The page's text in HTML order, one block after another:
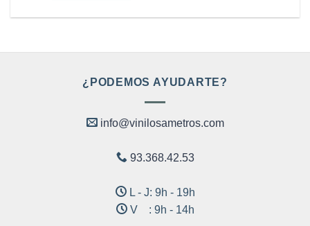
¿PODEMOS AYUDARTE?
info@vinilosametros.com
93.368.42.53
L - J: 9h - 19h
V : 9h - 14h